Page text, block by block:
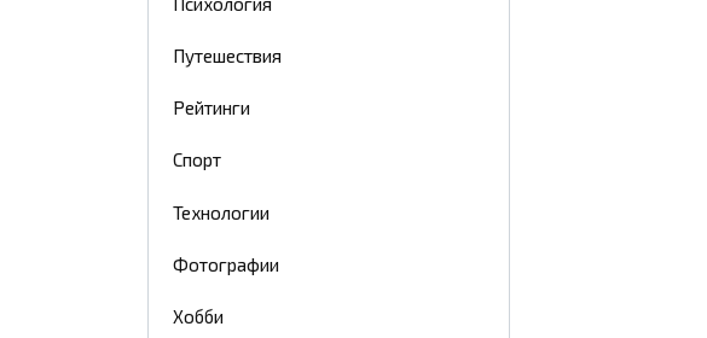
Путешествия
Рейтинги
Спорт
Технологии
Фотографии
Хобби